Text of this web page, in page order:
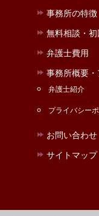
事務所の特徴
無料相談・
弁護士費用
事務所概要
弁護士紹介
プライバシー
お問い合わせ
サイトマップ